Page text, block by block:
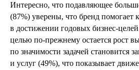
Интересно, что подавляющее
(87%) уверены, что бренд помогает
в достижении годовых
целью по‑прежнему остается рост
по значимости задачей становится
и услуг (49%), что показывает